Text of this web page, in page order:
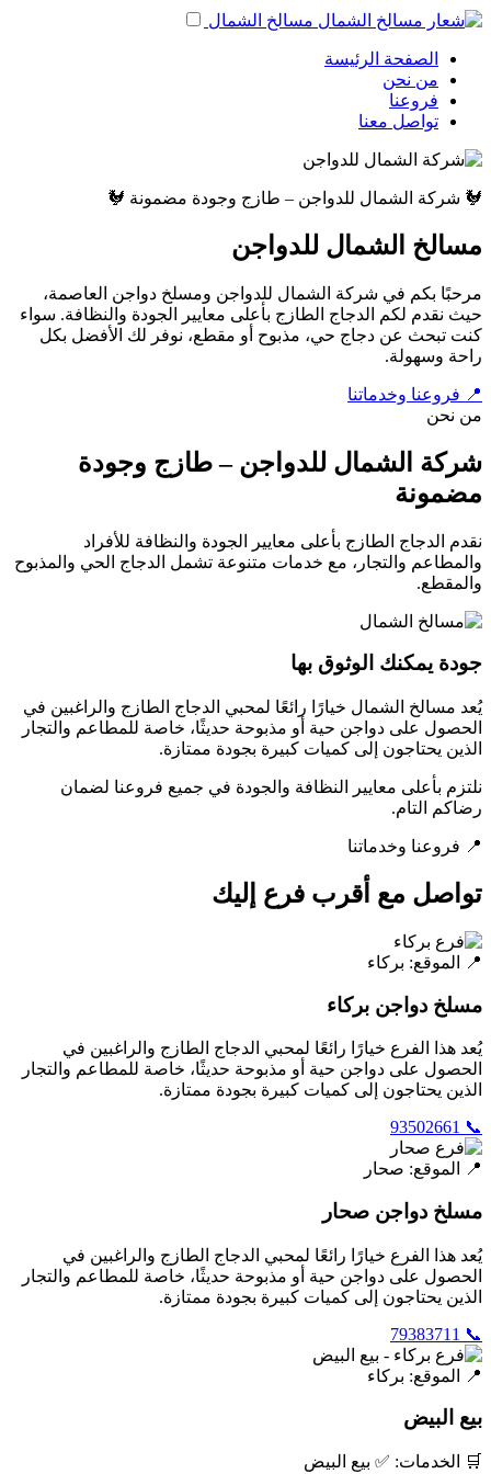
مسالخ الشمال
الصفحة الرئيسة
من نحن
فروعنا
تواصل معنا
🐓 شركة الشمال للدواجن – طازج وجودة مضمونة 🐓
مسالخ الشمال للدواجن
مرحبًا بكم في شركة الشمال للدواجن ومسلخ دواجن العاصمة،
حيث نقدم لكم الدجاج الطازج بأعلى معايير الجودة والنظافة. سواء
كنت تبحث عن دجاج حي، مذبوح أو مقطع، نوفر لك الأفضل بكل
راحة وسهولة.
📍 فروعنا وخدماتنا
من نحن
شركة الشمال للدواجن – طازج وجودة
مضمونة
نقدم الدجاج الطازج بأعلى معايير الجودة والنظافة للأفراد
والمطاعم والتجار، مع خدمات متنوعة تشمل الدجاج الحي والمذبوح
والمقطع.
جودة يمكنك الوثوق بها
يُعد مسالخ الشمال خيارًا رائعًا لمحبي الدجاج الطازج والراغبين في
الحصول على دواجن حية أو مذبوحة حديثًا، خاصة للمطاعم والتجار
الذين يحتاجون إلى كميات كبيرة بجودة ممتازة.
نلتزم بأعلى معايير النظافة والجودة في جميع فروعنا لضمان
رضاكم التام.
📍 فروعنا وخدماتنا
تواصل مع أقرب فرع إليك
📍 الموقع: بركاء
مسلخ دواجن بركاء
يُعد هذا الفرع خيارًا رائعًا لمحبي الدجاج الطازج والراغبين في
الحصول على دواجن حية أو مذبوحة حديثًا، خاصة للمطاعم والتجار
الذين يحتاجون إلى كميات كبيرة بجودة ممتازة.
📞 93502661
📍 الموقع: صحار
مسلخ دواجن صحار
يُعد هذا الفرع خيارًا رائعًا لمحبي الدجاج الطازج والراغبين في
الحصول على دواجن حية أو مذبوحة حديثًا، خاصة للمطاعم والتجار
الذين يحتاجون إلى كميات كبيرة بجودة ممتازة.
📞 79383711
📍 الموقع: بركاء
بيع البيض
🛒 الخدمات: ✅ بيع البيض